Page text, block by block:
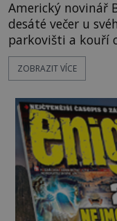
Americký novinář
desáté večer u
parkovišti a kouří
chystá se
mladí chlapci,
pouhých několik
zeptá se
ZOBRAZIT VÍCE